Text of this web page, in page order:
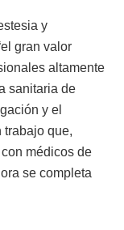
y
gran valor
altamente
sanitaria de
y el
trabajo que,
médicos de
se completa